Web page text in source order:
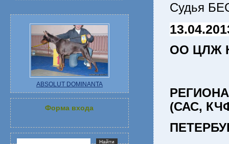
ABSOLUT DOMINANTA
Форма входа
Судья
ОО ЦЛЖ
(САС,